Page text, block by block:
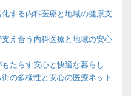
する内科医療と地域の健康支
え合う内科医療と地域の安心
たらす安心と快適な暮らし
の多様性と安心の医療ネット